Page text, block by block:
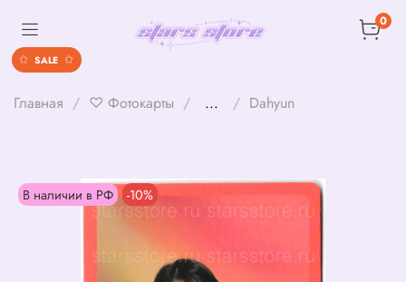
0
Главная ♡ Фотокарты ... Dahyun
В наличии в РФ -10%